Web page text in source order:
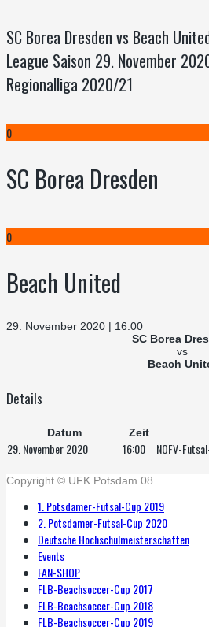
SC Borea Dresden vs Beach
League Saison 29. November
Regionalliga 2020/21
0
SC Borea Dresden
0
Beach United
29. November 2020 | 16:00
SC Borea
vs
Beach
Details
Datum Zeit
29. November 2020 16:00 NOFV-
Copyright © UFK Potsdam 08
1. Potsdamer-Futsal-Cup 2019
2. Potsdamer-Futsal-Cup 2020
Deutsche Hochschulmeisterschaften
Events
FAN-SHOP
FLB-Beachsoccer-Cup 2017
FLB-Beachsoccer-Cup 2018
FLB-Beachsoccer-Cup 2019